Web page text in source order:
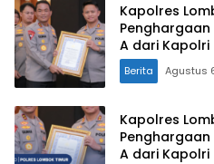
Kapolres
Penghargaan
A dari Kapolri
Berita Agustus
Kapolres
Penghargaan
A dari Kapolri